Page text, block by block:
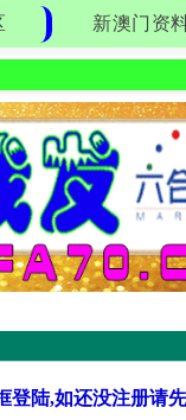
新澳门资
登陆,如还没注册请